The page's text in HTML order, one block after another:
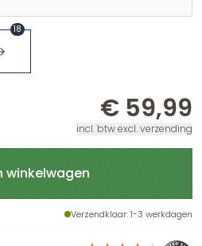
18
€ 59,99
incl. btw excl. verzending
winkelwagen
Verzendklaar: 1-3 werkdagen